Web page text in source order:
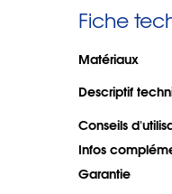
Fiche
Matériaux
Descriptif
Conseils
Infos
Garantie